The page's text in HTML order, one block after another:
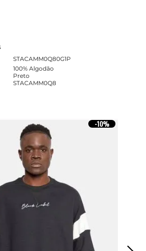
STACAMM0Q80G1P
100% Algodão
Preto
STACAMM0Q8
-10%